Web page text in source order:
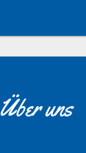
Über uns